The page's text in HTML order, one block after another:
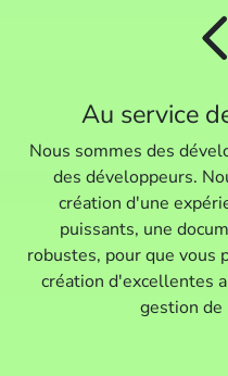
Au service
Nous sommes des
des développeurs.
création d'une
puissants, une
robustes, pour que vous
création d'excellentes
gestion